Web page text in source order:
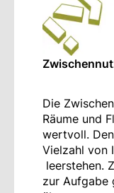
Die
Räume und
wertvoll.
Vielzahl von
leerstehen.
zur Aufgabe